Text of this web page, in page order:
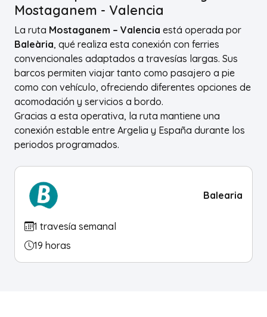
Mostaganem - Valencia
La ruta Mostaganem – Valencia está operada por
Baleària, qué realiza esta conexión con ferries
convencionales adaptados a travesías largas. Sus
barcos permiten viajar tanto como pasajero a pie
como con vehículo, ofreciendo diferentes opciones de
acomodación y servicios a bordo.
Gracias a esta operativa, la ruta mantiene una
conexión estable entre Argelia y España durante los
periodos programados.
Balearia
1 travesía semanal
19 horas